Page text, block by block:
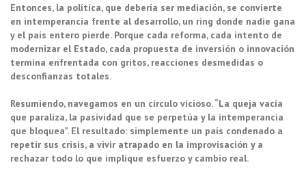
Entonces, la política, que debería ser mediación, se convierte
en intemperancia frente al desarrollo, un ring donde nadie gana
y el país entero pierde. Porque cada reforma, cada intento de
modernizar el Estado, cada propuesta de inversión o innovación
termina enfrentada con gritos, reacciones desmedidas o
desconfianzas totales.
Resumiendo, navegamos en un círculo vicioso. “La queja vacía
que paraliza, la pasividad que se perpetúa y la intemperancia
que bloquea”. El resultado: simplemente un país condenado a
repetir sus crisis, a vivir atrapado en la improvisación y a
rechazar todo lo que implique esfuerzo y cambio real.